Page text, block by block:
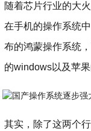
随着芯片行业的大
在手机的操作系统
布的鸿蒙操作系统
的windows以及苹果
其实，除了这两个